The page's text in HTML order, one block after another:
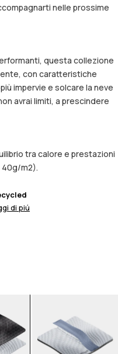
nelle prossime
questa collezione
con caratteristiche
impervie e solcare la neve
avrai limiti, a prescindere
tra calore e prestazioni
40g/m2).
di piú